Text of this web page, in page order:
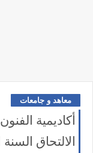
معاهد و جامعات
أكاديمية